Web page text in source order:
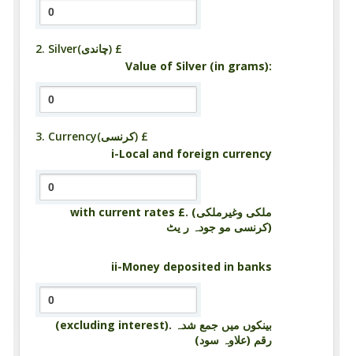
2. Silver(چاندی) £
Value of Silver (in grams):
3. Currency(کرنسی) £
i-Local and foreign currency
with current rates £. (ملکی وغیرملکی
کرنسی مو جودہ ر یٹ)
ii-Money deposited in banks
(excluding interest). بینکوں میں جمع شدہ
رقم (علاوہ سود)